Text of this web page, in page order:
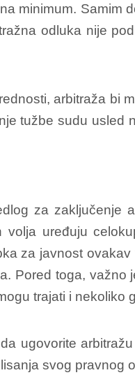
minimum. Samim
odluka nije
arbitraža bi
tužbe sudu usled
za zaključenje
volja uređuju
za javnost
Pored toga, važno
trajati i nekoliko
ugovorite
svog pravnog